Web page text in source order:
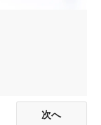
次へ